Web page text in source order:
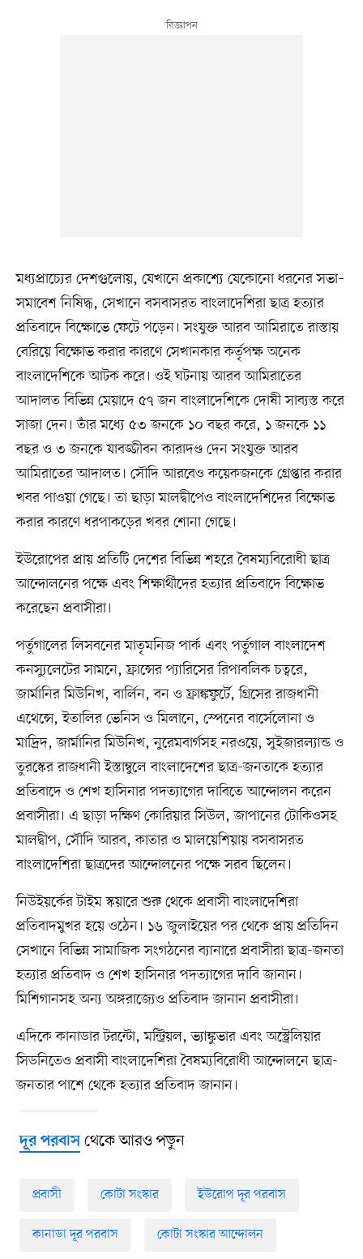
মধ্যপ্রাচ্যের দেশগুলোয়, যেখানে প্রকাশ্যে যেকোনো ধরনের সভা–
সমাবেশ নিষিদ্ধ, সেখানে বসবাসরত বাংলাদেশিরা ছাত্র হত্যার
প্রতিবাদে বিক্ষোভে ফেটে পড়েন। সংযুক্ত আরব আমিরাতে রাস্তায়
বেরিয়ে বিক্ষোভ করার কারণে সেখানকার কর্তৃপক্ষ অনেক
বাংলাদেশিকে আটক করে। ওই ঘটনায় আরব আমিরাতের
আদালত বিভিন্ন মেয়াদে ৫৭ জন বাংলাদেশিকে দোষী সাব্যস্ত করে
সাজা দেন। তাঁর মধ্যে ৫৩ জনকে ১০ বছর করে, ১ জনকে ১১
বছর ও ৩ জনকে যাবজ্জীবন কারাদণ্ড দেন সংযুক্ত আরব
আমিরাতের আদালত। সৌদি আরবেও কয়েকজনকে গ্রেপ্তার করার
খবর পাওয়া গেছে। তা ছাড়া মালদ্বীপেও বাংলাদেশিদের বিক্ষোভ
করার কারণে ধরপাকড়ের খবর শোনা গেছে।
ইউরোপের প্রায় প্রতিটি দেশের বিভিন্ন শহরে বৈষম্যবিরোধী ছাত্র
আন্দোলনের পক্ষে এবং শিক্ষার্থীদের হত্যার প্রতিবাদে বিক্ষোভ
করেছেন প্রবাসীরা।
পর্তুগালের লিসবনের মাতৃমনিজ পার্ক এবং পর্তুগাল বাংলাদেশ
কনস্যুলেটের সামনে, ফ্রান্সের প্যারিসের রিপাবলিক চত্বরে,
জার্মানির মিউনিখ, বার্লিন, বন ও ফ্রাঙ্কফুর্টে, গ্রিসের রাজধানী
এথেন্সে, ইতালির ভেনিস ও মিলানে, স্পেনের বার্সেলোনা ও
মাদ্রিদ, জার্মানির মিউনিখ, নুরেমবার্গসহ নরওয়ে, সুইজারল্যান্ড ও
তুরস্কের রাজধানী ইস্তাম্বুলে বাংলাদেশের ছাত্র-জনতাকে হত্যার
প্রতিবাদে ও শেখ হাসিনার পদত্যাগের দাবিতে আন্দোলন করেন
প্রবাসীরা। এ ছাড়া দক্ষিণ কোরিয়ার সিউল, জাপানের টোকিওসহ
মালদ্বীপ, সৌদি আরব, কাতার ও মালয়েশিয়ায় বসবাসরত
বাংলাদেশিরা ছাত্রদের আন্দোলনের পক্ষে সরব ছিলেন।
নিউইয়র্কের টাইম স্কয়ারে শুরু থেকে প্রবাসী বাংলাদেশিরা
প্রতিবাদমুখর হয়ে ওঠেন। ১৬ জুলাইয়ের পর থেকে প্রায় প্রতিদিন
সেখানে বিভিন্ন সামাজিক সংগঠনের ব্যানারে প্রবাসীরা ছাত্র-জনতা
হত্যার প্রতিবাদ ও শেখ হাসিনার পদত্যাগের দাবি জানান।
মিশিগানসহ অন্য অঙ্গরাজ্যেও প্রতিবাদ জানান প্রবাসীরা।
এদিকে কানাডার টরন্টো, মন্ট্রিয়ল, ভ্যাঙ্কুভার এবং অস্ট্রেলিয়ার
সিডনিতেও প্রবাসী বাংলাদেশিরা বৈষম্যবিরোধী আন্দোলনে ছাত্র-
জনতার পাশে থেকে হত্যার প্রতিবাদ জানান।
দূর পরবাসথেকে আরও পড়ুন
প্রবাসী কোটা সংস্কার ইউরোপ দূর পরবাস
কানাডা দূর পরবাস কোটা সংস্কার আন্দোলন